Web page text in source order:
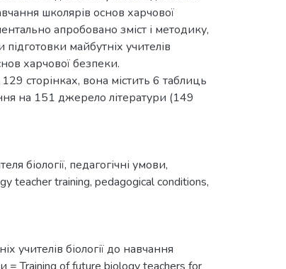
школярів основ харчової
апробовано зміст і методику,
майбутніх учителів
харчової безпеки.
сторінках, вона містить 6 таблиць
на 151 джерело літератури (149
біології, педагогічні умови,
teacher training, pedagogical conditions,
учителів біології до навчання